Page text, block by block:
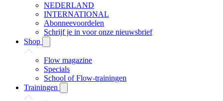
NEDERLAND
INTERNATIONAL
Abonneevoordelen
Schrijf je in voor onze nieuwsbrief
Shop
Flow magazine
Specials
School of Flow-trainingen
Trainingen